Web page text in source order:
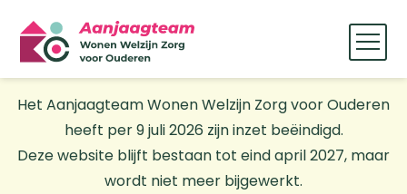
Het Aanjaagteam Wonen Welzijn Zorg voor Ouderen
heeft per 9 juli 2026 zijn inzet beëindigd.
Deze website blijft bestaan tot eind april 2027, maar
wordt niet meer bijgewerkt.